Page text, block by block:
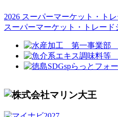
2026 スーパーマーケット・ト
スーパーマーケット・トレード